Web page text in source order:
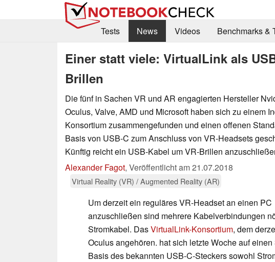
Tests
News Videos Benchmarks &
Einer statt viele: VirtualLink als
Brillen
Die fünf in Sachen VR und AR engagierten Hersteller
Oculus, Valve, AMD und Microsoft haben sich zu einem
Konsortium zusammengefunden und einen offenen
Basis von USB-C zum Anschluss von VR-Headsets
Künftig reicht ein USB-Kabel um VR-Brillen
Alexander Fagot, Veröffentlicht am21.07.2018
Virtual Reality (VR) / Augmented Reality (AR)
Um derzeit ein reguläres VR-Headset an einen PC
anzuschließen sind mehrere Kabelverbindungen
Stromkabel. DasVirtualLink-Konsortium, dem
Oculus angehören. hat sich letzte Woche auf
Basis des bekannten USB-C-Steckers sowohl